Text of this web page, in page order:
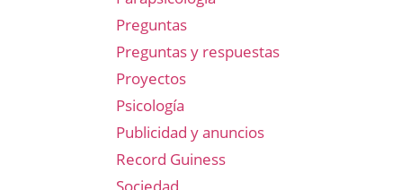
Preguntas
Preguntas y respuestas
Proyectos
Psicología
Publicidad y anuncios
Record Guiness